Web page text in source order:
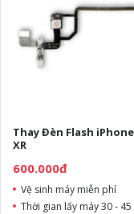
Thay Đèn Flash iPhone
XR
600.000đ
Vệ sinh máy miễn phí
Thời gian lấy máy 30 -